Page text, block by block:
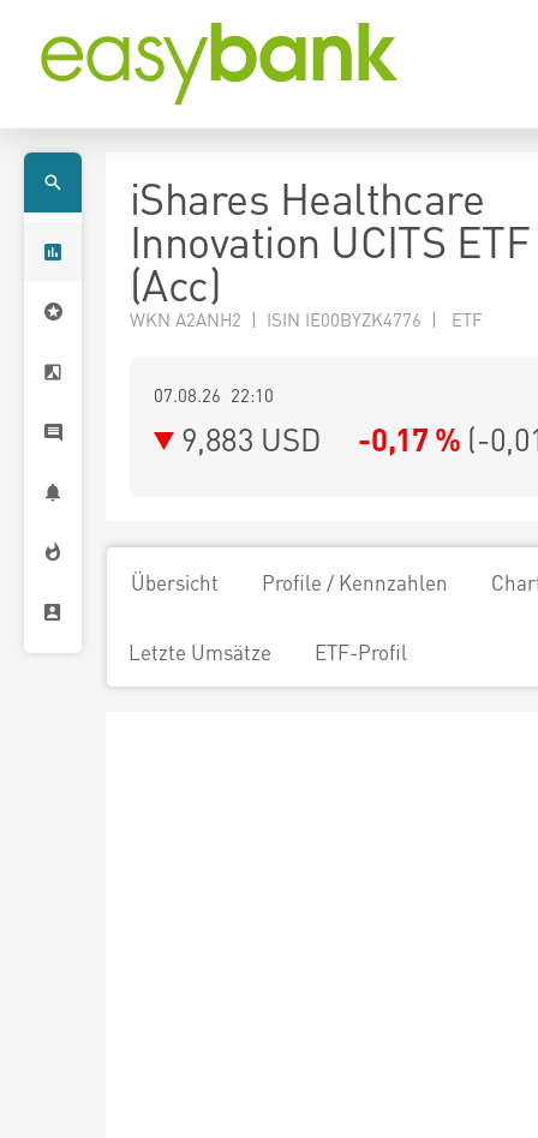
iShares Healthcare
Innovation UCITS
(Acc)
WKN A2ANH2 | ISIN IE00BYZK4776 | ETF
07.08.26 22:10
9,883 USD -0,17 % (-
Übersicht Profile / Kennzahlen
Letzte Umsätze ETF-Profil